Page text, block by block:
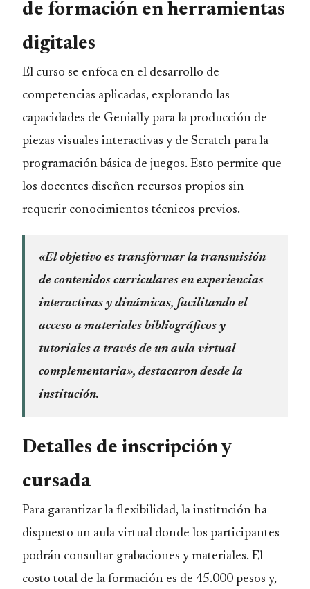
de formación en herramientas
digitales
El curso se enfoca en el desarrollo de
competencias aplicadas, explorando las
capacidades de Genially para la producción de
piezas visuales interactivas y de Scratch para la
programación básica de juegos. Esto permite que
los docentes diseñen recursos propios sin
requerir conocimientos técnicos previos.
«El objetivo es transformar la transmisión
de contenidos curriculares en experiencias
interactivas y dinámicas, facilitando el
acceso a materiales bibliográficos y
tutoriales a través de un aula virtual
complementaria», destacaron desde la
institución.
Detalles de inscripción y
cursada
Para garantizar la flexibilidad, la institución ha
dispuesto un aula virtual donde los participantes
podrán consultar grabaciones y materiales. El
costo total de la formación es de 45.000 pesos y,